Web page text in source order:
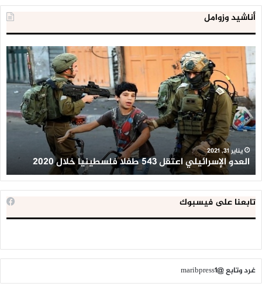
أناشيد وزوامل
العدو
الإسرائيلي
اعتقل
543
طفلا
فلسطينيا
خلال
2020
يناير 31, 2021
العدو الإسرائيلي اعتقل 543 طفلا فلسطينيا خلال 2020
تابعنا على فيسبوك
غرد وتابع @maribpress1